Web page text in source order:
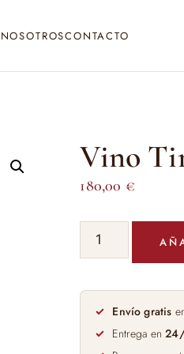
NOSOTROSCONTACTO
Vino
180,00 €
Vino
Tinto
de
Pingus
75cl
cantidad
Envío gratis
Entrega en